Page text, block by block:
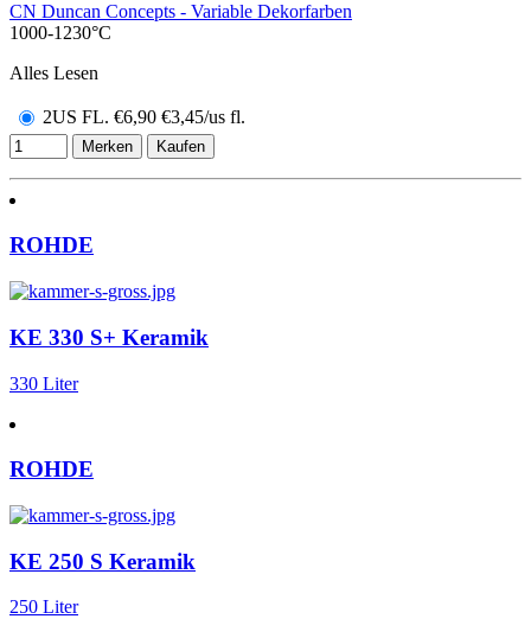
CN Duncan Concepts - Variable Dekorfarben
1000-1230°C
Alles Lesen
2US FL. €6,90 €3,45/us fl.
Merken Kaufen
ROHDE
KE 330 S+ Keramik
330 Liter
ROHDE
KE 250 S Keramik
250 Liter